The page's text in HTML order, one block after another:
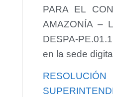
PARA EL
AMAZONÍA –
DESPA-
en la sede